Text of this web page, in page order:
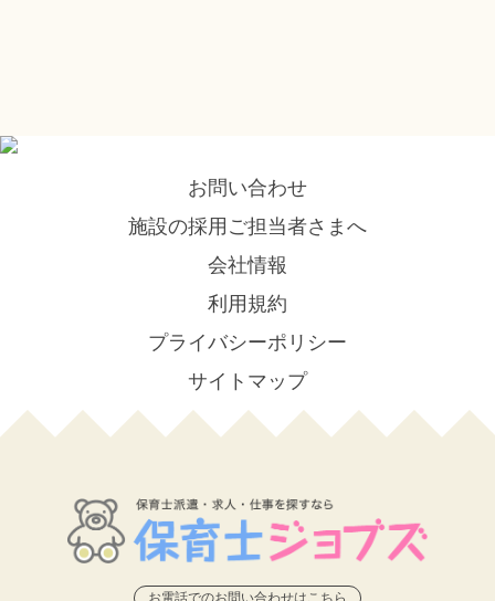
お問い合わせ
施設の採用ご担当者さまへ
会社情報
利用規約
プライバシーポリシー
サイトマップ